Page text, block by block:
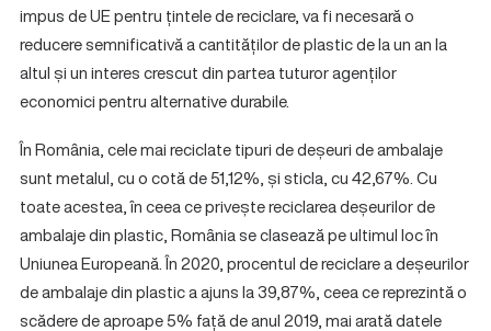
impus de UE pentru țintele de reciclare, va fi necesară o
reducere semnificativă a cantităților de plastic de la un an la
altul și un interes crescut din partea tuturor agenților
economici pentru alternative durabile.
În România, cele mai reciclate tipuri de deșeuri de ambalaje
sunt metalul, cu o cotă de 51,12%, și sticla, cu 42,67%. Cu
toate acestea, în ceea ce privește reciclarea deșeurilor de
ambalaje din plastic, România se clasează pe ultimul loc în
Uniunea Europeană. În 2020, procentul de reciclare a deșeurilor
de ambalaje din plastic a ajuns la 39,87%, ceea ce reprezintă o
scădere de aproape 5% față de anul 2019, mai arată datele